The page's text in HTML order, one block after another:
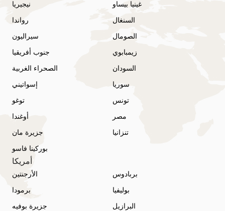
نيجيريا
غينيا بيساو
رواندا
السنغال
سيراليون
الصومال
جنوب أفريقيا
زيمبابوي
الصحراء الغربية
السودان
إسواتيني
سوريا
توغو
تونس
أوغندا
مصر
جزيرة مان
تنزانيا
بوركينا فاسو
أمريكا
الأرجنتين
بربادوس
برمودا
بوليفيا
جزيرة بوفيه
البرازيل